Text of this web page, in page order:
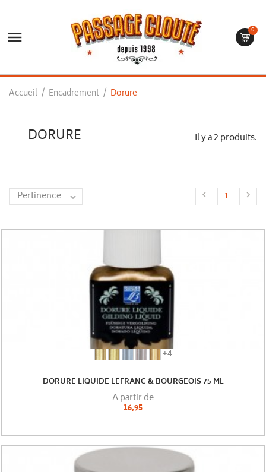
 0
Accueil Encadrement Dorure
DORURE Il y a 2 produits.
Pertinence   1 
Laiton
(
Dorure
Lefranc
Bourgeois
Or
riche
(
Dorure
Lefranc
)
Argent
(
Dorure
Lefranc
&
Bourgeois
Etain
(
Dorure
Lefranc
&
Bourgeois
Or
pâle
(
Dorure
)
+4
DORURE LIQUIDE LEFRANC & BOURGEOIS 75 ML
A partir de
16,95